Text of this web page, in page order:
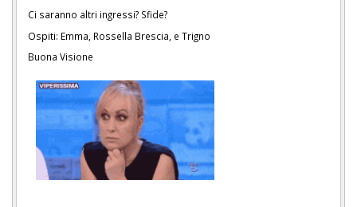
Ci saranno altri ingressi? Sfide?
Ospiti: Emma, Rossella Brescia, e Trigno
Buona Visione